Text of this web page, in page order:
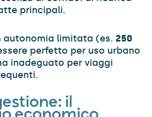
principali.
autonomia limitata (es. 250
perfetto per uso urbano
inadeguato per viaggi
il